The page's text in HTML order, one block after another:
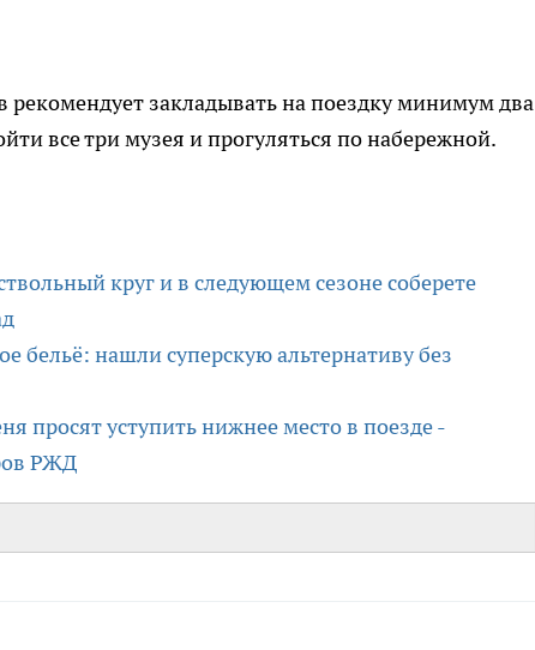
рекомендует закладывать на поездку минимум два
все три музея и прогуляться по набережной.
круг и в следующем сезоне соберете
бельё: нашли суперскую альтернативу без
просят уступить нижнее место в поезде -
РЖД